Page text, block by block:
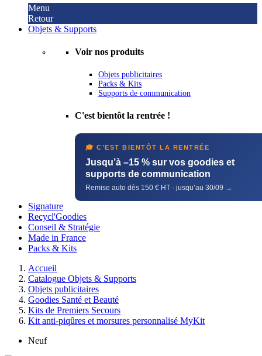
Menu
Retour
Objets & Supports
Voir nos produits
Objets publicitaires
Packs & Kits
Supports de communication
C'est bientôt la rentrée !
🎓 C’EST BIENTÔT LA RENTRÉE
Jusqu’à –15 % sur vos goodies et
supports de communication
Remise auto dès 150 € HT · jusqu’au 30/09 →
Signature
Recycl'Goodies
Conseil & Stratégie
Made in France
Packs & Kits
Accueil
Catalogue Objets & Supports
Objets publicitaires
Goodies Santé et Beauté
Kits de Premiers Secours
Kit anti-piqûres et morsures personnalisé MyKit
Neuf